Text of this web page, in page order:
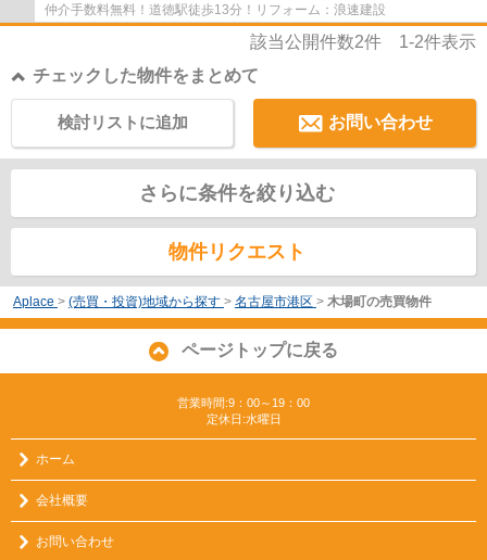
仲介手数料無料！道徳駅徒歩13分！リフォーム：浪速建設
該当公開件数2件 1-2件表示
チェックした物件をまとめて
お問い合わせ
検討リストに追加
さらに条件を絞り込む
物件リクエスト
Aplace > (売買・投資)地域から探す > 名古屋市港区 > 木場町の売買物件
ページトップに戻る
営業時間:9：00～19：00
定休日:水曜日
ホーム
会社概要
お問い合わせ